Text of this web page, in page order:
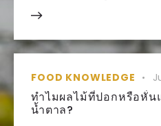
FOOD KNOWLEDGE
ทำไมผลไม้ที่ปอกหรือหั่น
น้ำตาล?